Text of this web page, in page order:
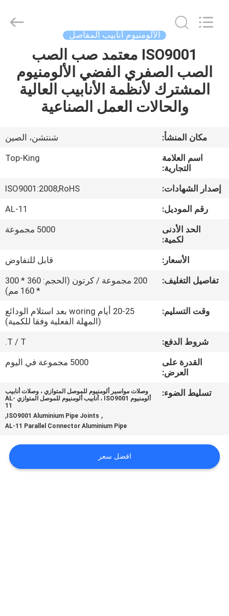
المنزل
المنتجات
جولة
المصنع
مراقبة
الجودة
بنا
اطلب
اقتباس
SITEMAP
سياسة
الألومنيوم أنابيب المفاصل
ISO9001 معتمد صب الصب
الصب الصفري الفضي الألومنيوم
المشترك لأنظمة الأنابيب العالية
والحالات العمل الصناعية
مكان المنشأ:
شنتشن، الصين
اسم العلامة
التجارية:
Top-King
إصدار الشهادات:
ISO9001:2008;RoHS
رقم الموديل:
AL-11
الحد الأدنى
لكمية:
5000 مجموعة
الأسعار:
قابل للتفاوض
تفاصيل التغليف:
200 مجموعة / كرتون (الحجم: 360 * 300
* 160 مم)
وقت التسليم:
20-25 أيام woring بعد استلام الودائع
(المهلة الفعلية وفقا للكمية)
شروط الدفع:
T / T.
القدرة على
العرض:
5000 مجموعة في اليوم
تسليط الضوء:
وصلات مواسير ألومنيوم للموصل المتوازي ، وصلات أنابيب
ألومنيوم ISO9001 ، أنابيب ألومنيوم للموصل المتوازي AL-
11
,
ISO9001 Aluminium Pipe Joints
,
AL-11 Parallel Connector Aluminium Pipe
افضل سعر